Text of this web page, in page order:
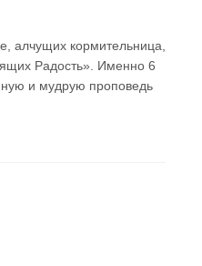
алчущих кормительница,
Радость». Именно 6
и мудрую проповедь